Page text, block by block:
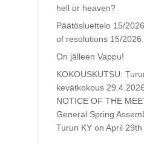
hell or heaven?
Päätösluettelo 15/
of resolutions 15/2026
On jälleen Vappu!
KOKOUSKUTSU:
kevätkokous
NOTICE OF THE
General Spring
Turun KY on April